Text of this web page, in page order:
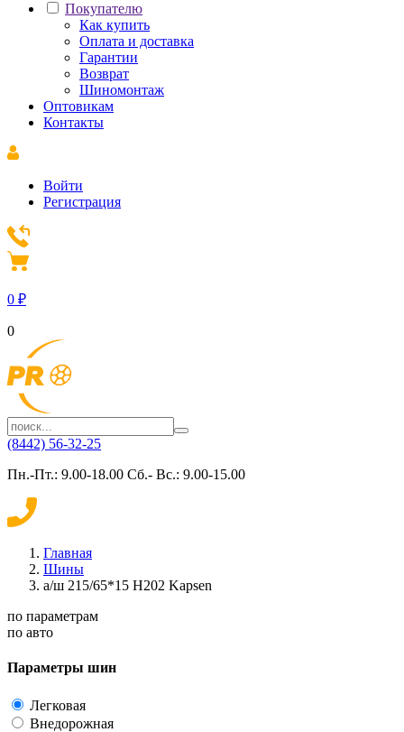
Покупателю
Как купить
Оплата и доставка
Гарантии
Возврат
Шиномонтаж
Оптовикам
Контакты
Войти
Регистрация
0 ₽
0
(8442) 56-32-25
Пн.-Пт.: 9.00-18.00 Сб.- Вс.: 9.00-15.00
Главная
Шины
а/ш 215/65*15 H202 Kapsen
по параметрам
по авто
Параметры шин
Легковая
Внедорожная